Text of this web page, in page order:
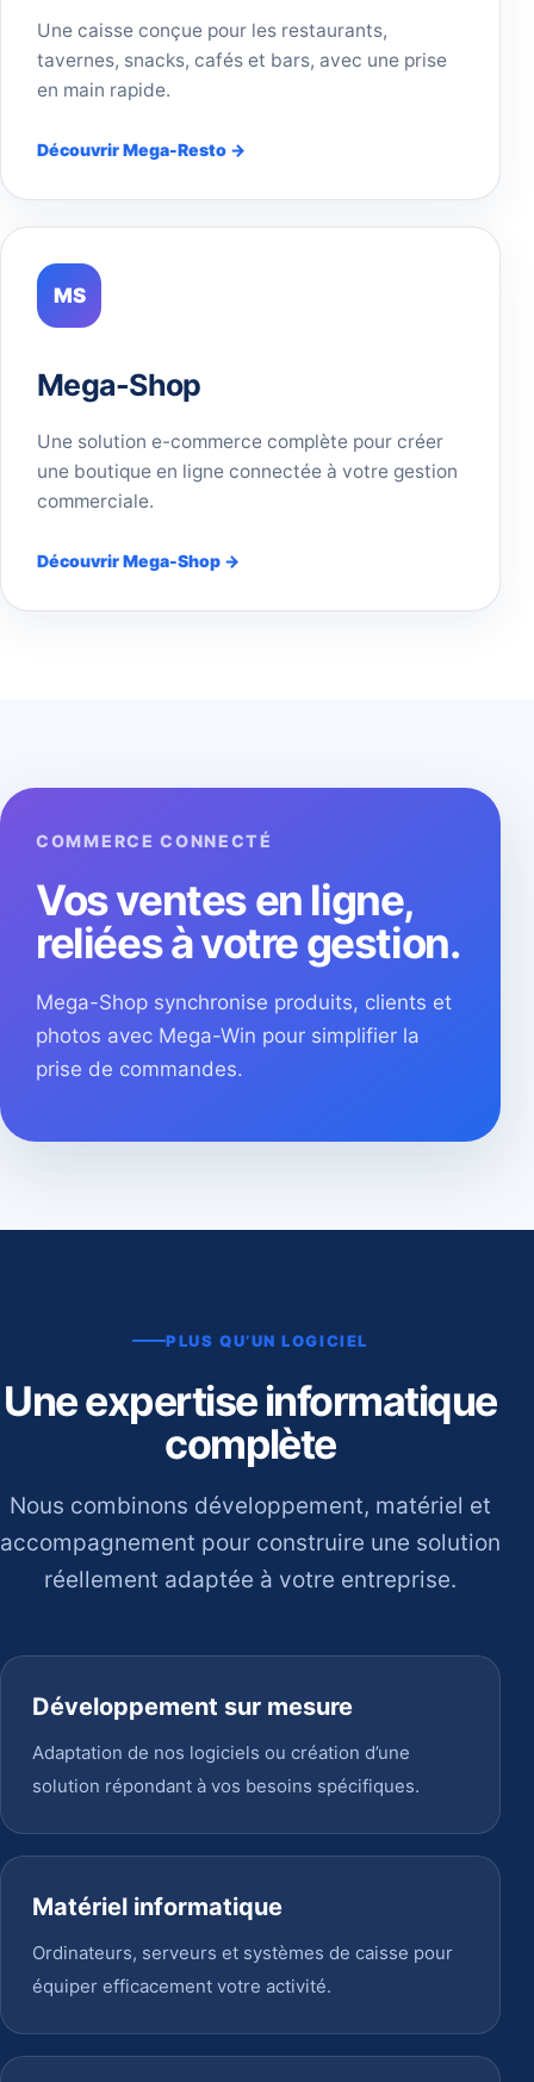
Une caisse conçue pour les restaurants,
tavernes, snacks, cafés et bars, avec une prise
en main rapide.
Découvrir Mega-Resto →
MS
Mega-Shop
Une solution e-commerce complète pour créer
une boutique en ligne connectée à votre gestion
commerciale.
Découvrir Mega-Shop →
COMMERCE CONNECTÉ
Vos ventes en ligne,
reliées à votre gestion.
Mega-Shop synchronise produits, clients et
photos avec Mega-Win pour simplifier la
prise de commandes.
PLUS QU’UN LOGICIEL
Une expertise informatique
complète
Nous combinons développement, matériel et
accompagnement pour construire une solution
réellement adaptée à votre entreprise.
Développement sur mesure
Adaptation de nos logiciels ou création d’une
solution répondant à vos besoins spécifiques.
Matériel informatique
Ordinateurs, serveurs et systèmes de caisse pour
équiper efficacement votre activité.